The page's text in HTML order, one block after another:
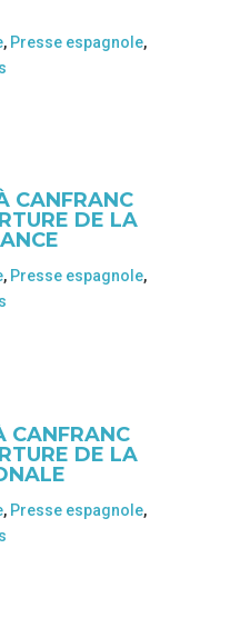
, Presse espagnole,
CANFRANC
DE LA
, Presse espagnole,
CANFRANC
DE LA
, Presse espagnole,